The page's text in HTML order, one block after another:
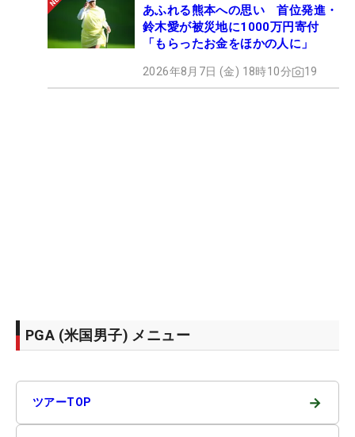
あふれる熊本への思い 首位発進・
鈴木愛が被災地に1000万円寄付
「もらったお金をほかの人に」
2026年8月7日 (金) 18時10分 19
PGA (米国男子) メニュー
ツアーTOP →